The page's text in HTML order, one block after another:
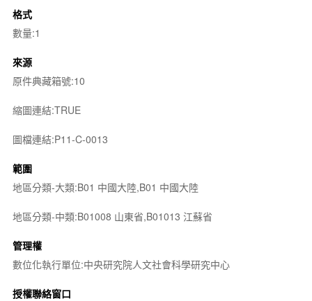
格式
數量:1
來源
原件典藏箱號:10
縮圖連結:TRUE
圖檔連結:P11-C-0013
範圍
地區分類-大類:B01 中國大陸,B01 中國大陸
地區分類-中類:B01008 山東省,B01013 江蘇省
管理權
數位化執行單位:中央研究院人文社會科學研究中心
授權聯絡窗口